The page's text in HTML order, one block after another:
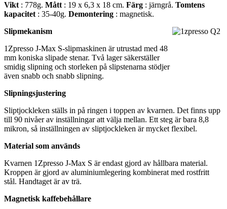
Vikt : 778g. Mått : 19 x 6,3 x 18 cm. Färg : järngrå. Tomtens
kapacitet : 35-40g. Demontering : magnetisk.
Slipmekanism
1Zpresso J-Max S-slipmaskinen är utrustad med 48
mm koniska slipade stenar. Två lager säkerställer
smidig slipning och storleken på slipstenarna stödjer
även snabb och snabb slipning.
Slipningsjustering
Sliptjockleken ställs in på ringen i toppen av kvarnen. Det finns upp
till 90 nivåer av inställningar att välja mellan. Ett steg är bara 8,8
mikron, så inställningen av sliptjockleken är mycket flexibel.
Material som används
Kvarnen 1Zpresso J-Max S är endast gjord av hållbara material.
Kroppen är gjord av aluminiumlegering kombinerat med rostfritt
stål. Handtaget är av trä.
Magnetisk kaffebehållare